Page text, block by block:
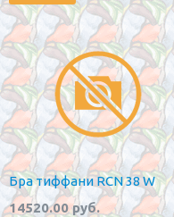
Бра тиффани RCN 38 W
14520.00 руб.